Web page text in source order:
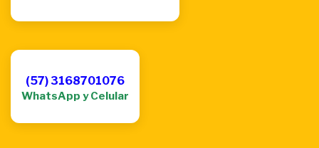
(57) 3168701076
WhatsApp y Celular